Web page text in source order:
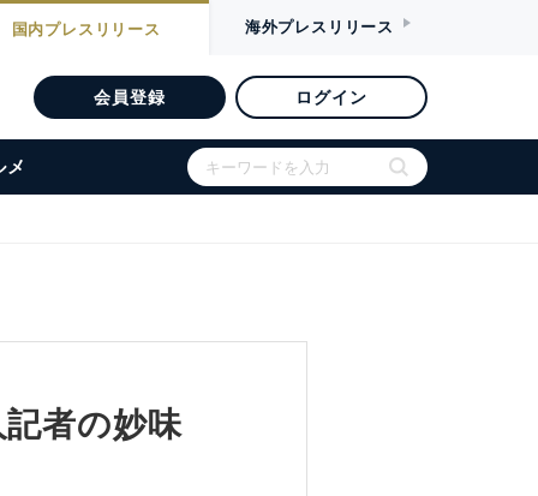
国内プレスリリース 海外プレスリリース
会員登録 ログイン
メ
者の妙味